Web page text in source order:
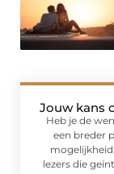
Jouw kans
Heb je de
een breder
lezers die